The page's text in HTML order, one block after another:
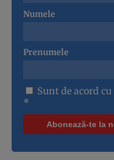
Numele
Prenumele
Sunt de acord cu
*